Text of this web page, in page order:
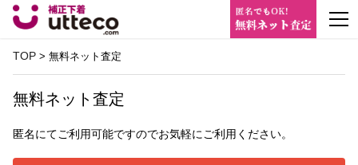
TOP > 無料ネット査定
無料ネット査定
匿名にてご利用可能ですのでお気軽にご利用ください。